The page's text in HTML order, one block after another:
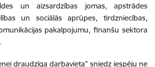
un aizsardzības jomas, apstrādes
un sociālās aprūpes, tirdzniecības,
pakalpojumu, finanšu sektora
draudzīga darbavieta” sniedz iespēju ne